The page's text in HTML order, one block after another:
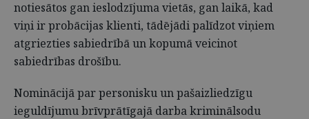
notiesātos gan ieslodzījuma vietās, gan laikā, kad
viņi ir probācijas klienti, tādējādi palīdzot viņiem
atgriezties sabiedrībā un kopumā veicinot
sabiedrības drošību.
Nominācijā par personisku un pašaizliedzīgu
ieguldījumu brīvprātīgajā darba kriminālsodu